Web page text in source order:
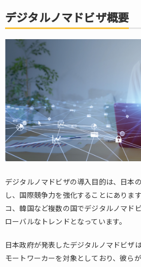
ジ
タ
ノ
ド
ビ
ザ
概
要
2.
申
請
条
3.
課
題
と
4.
デジタルノマドビザ概要
デジタルノマドビザの導入目的は、日本
し、国際競争力を強化することにありま
コ、韓国など複数の国でデジタルノマド
ローバルなトレンドとなっています。
日本政府が発表したデジタルノマドビザ
モートワーカーを対象としており、彼ら